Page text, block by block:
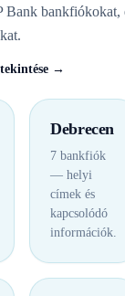
Bank bankfiókokat,
→
Debrecen
7 bankfiók
— helyi
címek és
kapcsolódó
információk.